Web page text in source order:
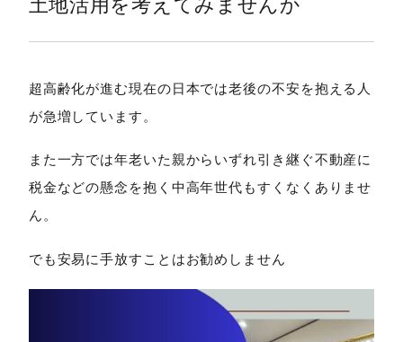
土地活用を考えてみませんか
超高齢化が進む現在の日本では老後の不安を抱える人
が急増しています。
また一方では年老いた親からいずれ引き継ぐ不動産に
税金などの懸念を抱く中高年世代もすくなくありませ
ん。
でも安易に手放すことはお勧めしません